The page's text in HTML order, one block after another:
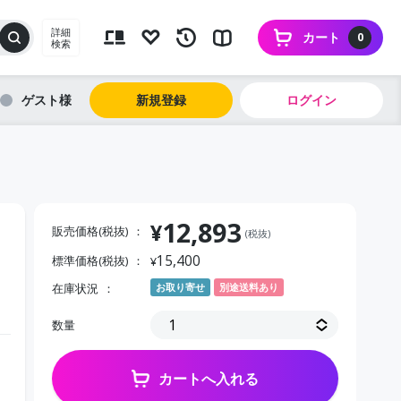
詳細
検索
0
カート
ゲスト 新規登録 ログイン
販売価格(税抜) ¥12,893 (税抜)
標準価格(税抜) ¥15,400
在庫状況 お取り寄せ 別途送料あり
数量
カートへ入れる